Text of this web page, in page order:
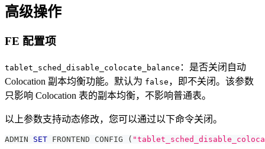
高级操作
FE 配置项
tablet_sched_disable_colocate_balance ：是否关闭自动
Colocation 副本均衡功能。默认为 false ，即不关闭。该参数
只影响 Colocation 表的副本均衡，不影响普通表。
以上参数支持动态修改，您可以通过以下命令关闭。
ADMIN SET FRONTEND CONFIG (